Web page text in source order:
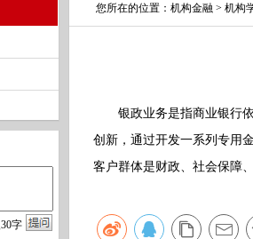
30字
您所在的位置： 机构金融 > 机构
银政业务是指商业银行依
创新，通过开发一系列专用
客户群体是财政、社会保障